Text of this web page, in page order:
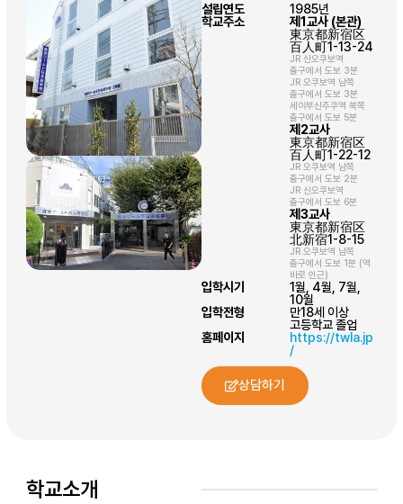
설립연도
1985년
학교주소
제1교사 (본관)
東京都新宿区
百人町1-13-24
JR 신오쿠보역
출구에서 도보 3분
JR 오쿠보역 남쪽
출구에서 도보 3분
세이부신주쿠역 북쪽
출구에서 도보 5분
제2교사
東京都新宿区
百人町1-22-12
JR 오쿠보역 남쪽
출구에서 도보 2분
JR 신오쿠보역
출구에서 도보 6분
제3교사
東京都新宿区
北新宿1-8-15
JR 오쿠보역 남쪽
출구에서 도보 1분 (역
바로 인근)
입학시기
1월, 4월, 7월,
10월
입학전형
만18세 이상
고등학교 졸업
홈페이지
https://twla.jp
/
상담하기
학교소개